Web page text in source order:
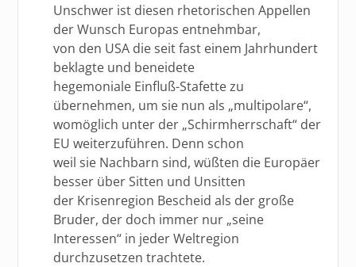
Unschwer ist diesen rhetorischen Appellen
der Wunsch Europas entnehmbar,
von den USA die seit fast einem Jahrhundert
beklagte und beneidete
hegemoniale Einfluß-Stafette zu
übernehmen, um sie nun als „multipolare“,
womöglich unter der „Schirmherrschaft“ der
EU weiterzuführen. Denn schon
weil sie Nachbarn sind, wüßten die Europäer
besser über Sitten und Unsitten
der Krisenregion Bescheid als der große
Bruder, der doch immer nur „seine
Interessen“ in jeder Weltregion
durchzusetzen trachtete.